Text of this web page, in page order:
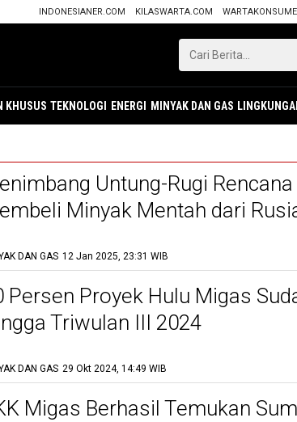
INDONESIANER.COM KILASWARTA.COM
KHUSUS TEKNOLOGI ENERGI MINYAK DAN GAS
Untung-Rugi
Minyak Mentah dari
DAN GAS 12 Jan 2025, 23:31 WIB
Persen Proyek Hulu Migas
Triwulan III 2024
DAN GAS 29 Okt 2024, 14:49 WIB
Migas Berhasil Temukan